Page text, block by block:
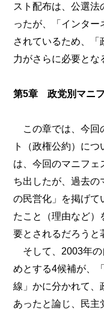
スト配布は、公選
ったが、「インター
されているため、
力がさらに必要とな
第5章 政党別マニ
この章では、今回
ト（政権公約）に
は、今回のマニフェ
ち出したが、過去の
の民営化」を掲げて
たこと（理由など）
要とされるだろうと
そして、2003年の
めとする4候補が、
線」かに分かれて、
あったと論じ、民主